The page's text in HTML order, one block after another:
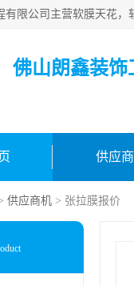
佛山朗鑫装饰
供应
供应商机 > 张拉膜报价